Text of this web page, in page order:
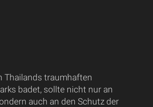
Thailands traumhaften
badet, sollte nicht nur an
auch an den Schutz der